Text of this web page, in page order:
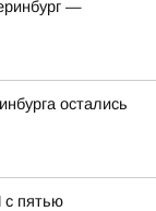
—
остались
с пятью